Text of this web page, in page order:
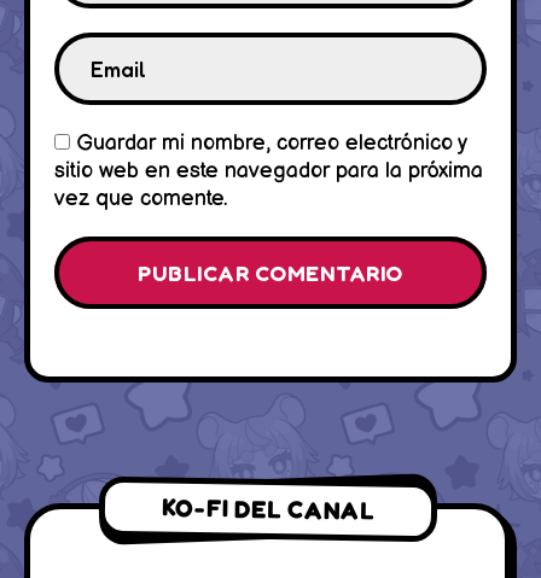
Guardar mi nombre, correo electrónico y
sitio web en este navegador para la próxima
vez que comente.
KO-FI DEL CANAL